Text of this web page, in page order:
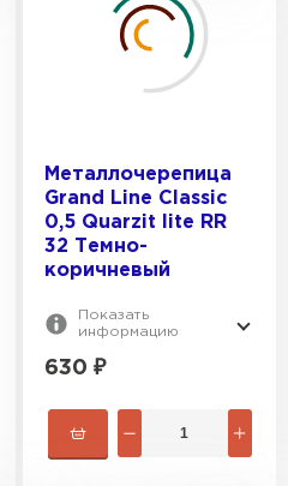
Металлочерепица
Grand Line Classic
0,5 Quarzit lite RR
32 Темно-
коричневый
Показать
информацию
630 ₽